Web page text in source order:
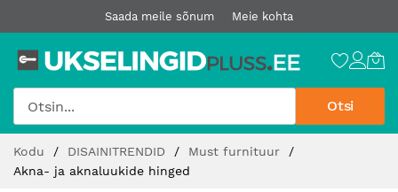
Saada meile sõnum Meie kohta
Otsi
sisu
juurde
Kodu DISAINITRENDID
Must furnituur
Akna- ja aknaluukide hinged